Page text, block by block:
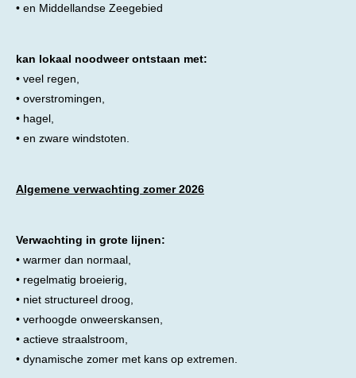
• en Middellandse Zeegebied
kan lokaal noodweer ontstaan met:
• veel regen,
• overstromingen,
• hagel,
• en zware windstoten.
Algemene verwachting zomer 2026
Verwachting in grote lijnen:
• warmer dan normaal,
• regelmatig broeierig,
• niet structureel droog,
• verhoogde onweerskansen,
• actieve straalstroom,
• dynamische zomer met kans op extremen.